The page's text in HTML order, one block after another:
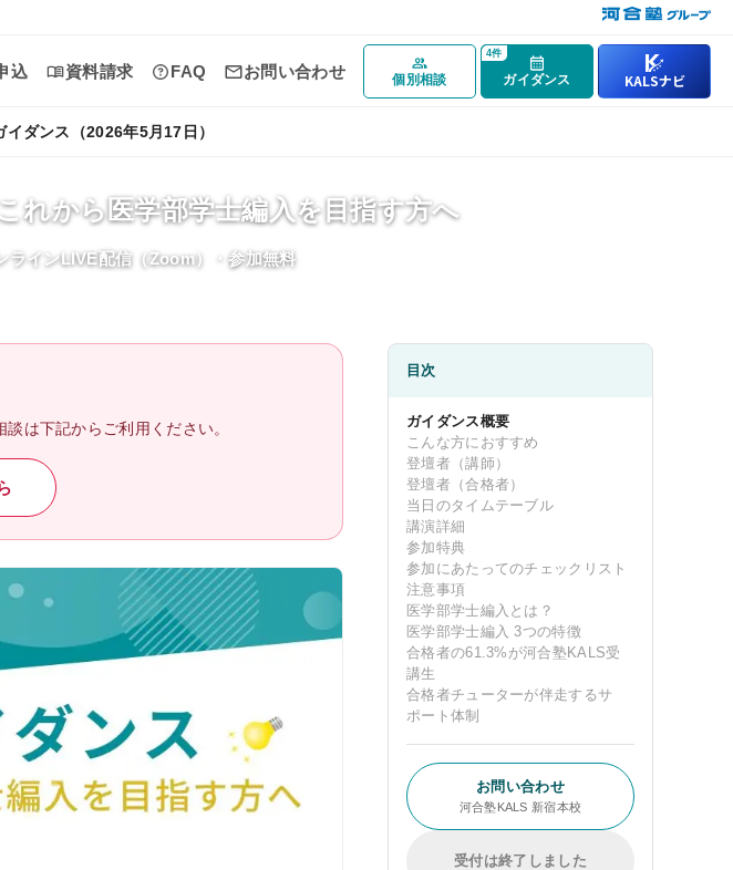
込 資料請求 FAQ お問い合わせ 個別相談 ガイダンス
4件
KALSナビ
カリキュラム一覧
基礎シリーズ
実戦シリーズ
)
受講案内
[26年度] 受講料
受講形態
受講までの流れ
ダンス（2026年5月17日）
れから医学部学士編入を目指す方へ
ラインLIVE配信（Zoom）・参加無料
は下記からご利用ください。
目次
ガイダンス概要
こんな方におすすめ
登壇者（講師）
登壇者（合格者）
当日のタイムテーブル
講演詳細
参加特典
参加にあたってのチェックリスト
注意事項
医学部学士編入とは？
医学部学士編入 3つの特徴
合格者の61.3%が河合塾KALS受
講生
合格者チューターが伴走するサ
ポート体制
お問い合わせ
河合塾KALS 新宿本校
受付は終了しました